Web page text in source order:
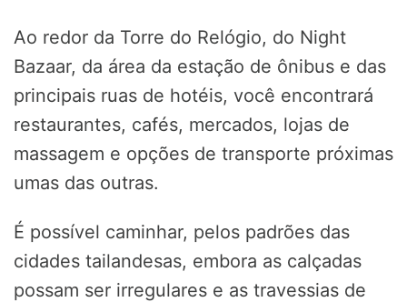
Ao redor da Torre do Relógio, do Night
Bazaar, da área da estação de ônibus e das
principais ruas de hotéis, você encontrará
restaurantes, cafés, mercados, lojas de
massagem e opções de transporte próximas
umas das outras.
É possível caminhar, pelos padrões das
cidades tailandesas, embora as calçadas
possam ser irregulares e as travessias de